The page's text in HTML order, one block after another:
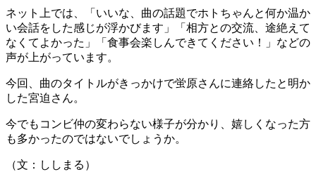
ネット上では、「いいな、曲の話題でホトちゃんと何か温か
い会話をした感じが浮かびます」「相方との交流、途絶えて
なくてよかった」「食事会楽しんできてください！」などの
声が上がっています。
今回、曲のタイトルがきっかけで蛍原さんに連絡したと明か
した宮迫さん。
今でもコンビ仲の変わらない様子が分かり、嬉しくなった方
も多かったのではないでしょうか。
（文：ししまる）